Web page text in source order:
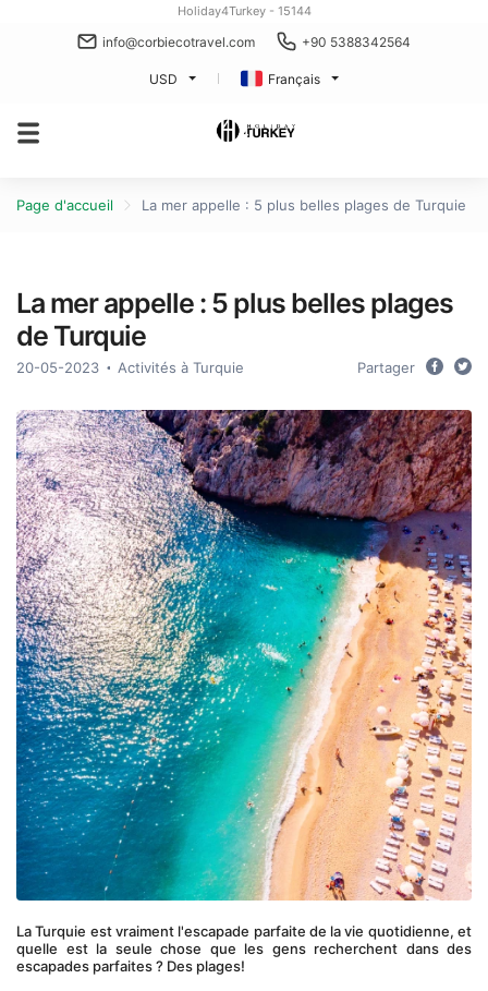
Holiday4Turkey - 15144
info@corbiecotravel.com +90 5388342564
USD Français
Page d'accueil La mer appelle : 5 plus belles plages de Turquie
La mer appelle : 5 plus belles plages
de Turquie
20-05-2023 Activités à Turquie Partager
La Turquie est vraiment l'escapade parfaite de la vie quotidienne, et
quelle est la seule chose que les gens recherchent dans des
escapades parfaites ? Des plages!